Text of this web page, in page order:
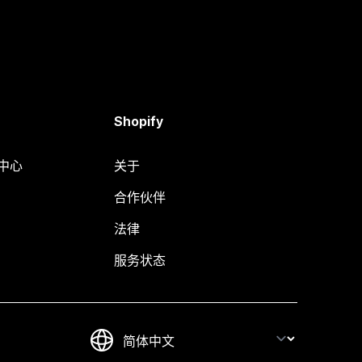
心
Shopify
关于
合作伙伴
法律
服务状态